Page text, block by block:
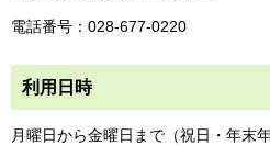
電話番号：028-677-0220
利用日時
月曜日から金曜日まで（祝日・年末